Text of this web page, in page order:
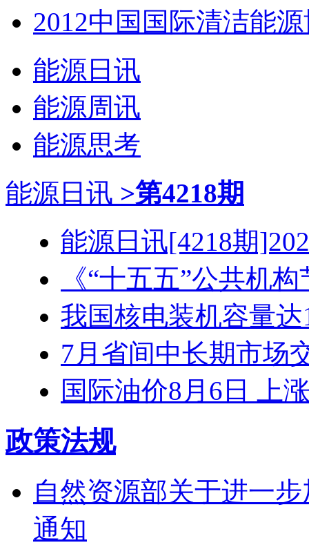
2012中国国际清洁能
能源日讯
能源周讯
能源思考
能源日讯 >第4218期
能源日讯[4218期
《“十五五”公共机
我国核电装机容量达
7月省间中长期市场
国际油价8月6日 上
政策法规
自然资源部关于进一
通知